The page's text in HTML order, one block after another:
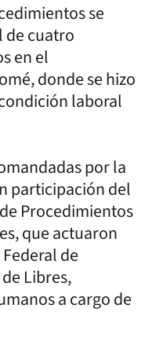
se
de cuatro
en el
donde se hizo
laboral
por la
participación del
Procedimientos
que actuaron
de
Libres,
a cargo de